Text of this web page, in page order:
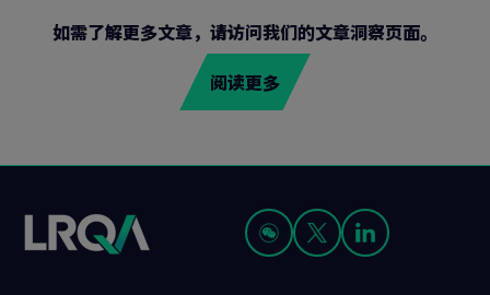
如需了解更多文章，请访问我们的文章洞察页面。
阅读更多